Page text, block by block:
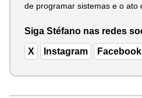
de programar sistemas e o ato
Siga Stéfano nas redes
X Instagram Facebook